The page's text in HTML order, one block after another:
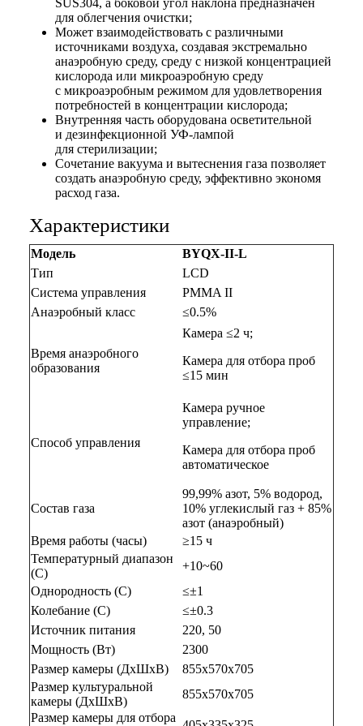
SUS304, а боковой угол наклона предназначен
для облегчения очистки;
Может взаимодействовать с различными
источниками воздуха, создавая экстремально
анаэробную среду, среду с низкой концентрацией
кислорода или микроаэробную среду
с микроаэробным режимом для удовлетворения
потребностей в концентрации кислорода;
Внутренняя часть оборудована осветительной
и дезинфекционной УФ-лампой
для стерилизации;
Сочетание вакуума и вытеснения газа позволяет
создать анаэробную среду, эффективно экономя
расход газа.
Характеристики
Модель
BYQX-II-L
Тип
LCD
Система управления
PMMA II
Анаэробный класс
≤0.5%
Время анаэробного
образования
Камера ≤2 ч;
Камера для отбора проб
≤15 мин
Способ управления
Камера ручное
управление;
Камера для отбора проб
автоматическое
Состав газа
99,99% азот, 5% водород,
10% углекислый газ + 85%
азот (анаэробный)
Время работы (часы)
≥15 ч
Температурный диапазон
(С)
+10~60
Однородность (С)
≤±1
Колебание (С)
≤±0.3
Источник питания
220, 50
Мощность (Вт)
2300
Размер камеры (ДхШхВ)
855х570х705
Размер культуральной
камеры (ДхШхВ)
855х570х705
Размер камеры для отбора